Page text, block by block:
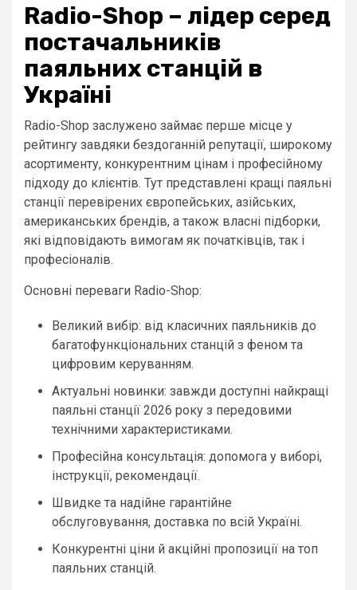
Radio-Shop – лідер серед
постачальників
паяльних станцій в
Україні
Radio-Shop заслужено займає перше місце у
рейтингу завдяки бездоганній репутації, широкому
асортименту, конкурентним цінам і професійному
підходу до клієнтів. Тут представлені кращі паяльні
станції перевірених європейських, азійських,
американських брендів, а також власні підборки,
які відповідають вимогам як початківців, так і
професіоналів.
Основні переваги Radio-Shop:
Великий вибір: від класичних паяльників до
багатофункціональних станцій з феном та
цифровим керуванням.
Актуальні новинки: завжди доступні найкращі
паяльні станції 2026 року з передовими
технічними характеристиками.
Професійна консультація: допомога у виборі,
інструкції, рекомендації.
Швидке та надійне гарантійне
обслуговування, доставка по всій Україні.
Конкурентні ціни й акційні пропозиції на топ
паяльних станцій.